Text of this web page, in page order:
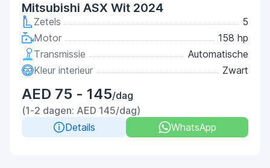
Mitsubishi ASX Wit 2024
Zetels
5
Motor
158 hp
Transmissie
Automatische
Kleur interieur
Zwart
AED 75 - 145/dag
(1-2 dagen: AED 145/dag)
Details
WhatsApp